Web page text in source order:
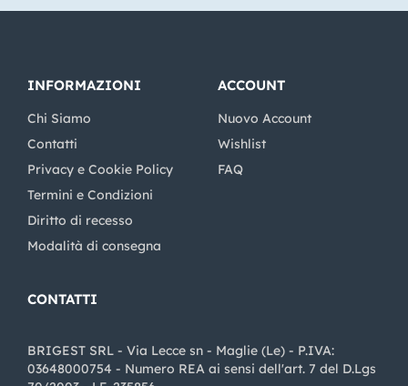
INFORMAZIONI
Chi Siamo
Contatti
Privacy e Cookie Policy
Termini e Condizioni
Diritto di recesso
Modalità di consegna
ACCOUNT
Nuovo Account
Wishlist
FAQ
CONTATTI
BRIGEST SRL - Via Lecce sn - Maglie (Le) - P.IVA:
03648000754 - Numero REA ai sensi dell'art. 7 del D.Lgs